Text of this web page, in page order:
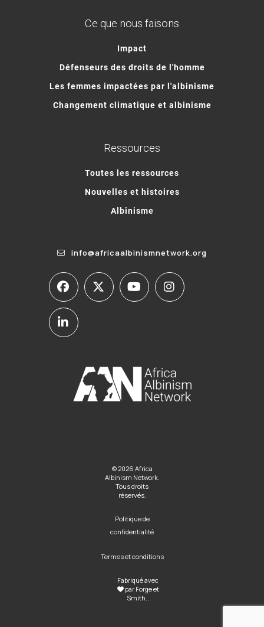
Ce que nous faisons
Impact
Défenseurs des droits de l'homme
Les femmes impactées par l'albinisme
Changement climatique et albinisme
Ressources
Toutes les ressources
Nouvelles et histoires
Albinisme
info@africaalbinismnetwork.org
© 2026 Africa
Albinism Network.
Tous droits
réservés.
Politique de
confidentialité
Termes et conditions
Fabriqué avec
par Forge et
Smith